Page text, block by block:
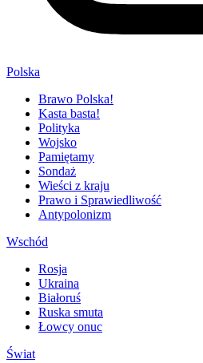
Polska
Brawo Polska!
Kasta basta!
Polityka
Wojsko
Pamiętamy
Sondaż
Wieści z kraju
Prawo i Sprawiedliwość
Antypolonizm
Wschód
Rosja
Ukraina
Białoruś
Ruska smuta
Łowcy onuc
Świat